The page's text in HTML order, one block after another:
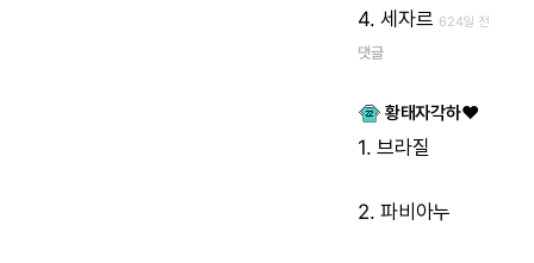
4.세자르 624일 전
댓글
황태자각하♥
1. 브라질
2.파비아누